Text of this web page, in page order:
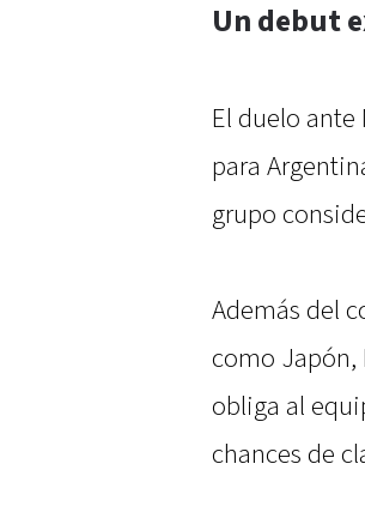
Un debut
El duelo
para
grupo
Además del
como Japón,
obliga al
chances de